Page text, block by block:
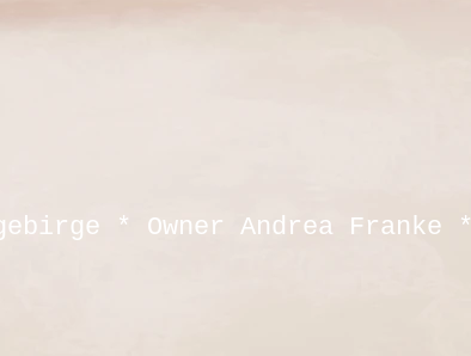
* Owner Andrea Franke *